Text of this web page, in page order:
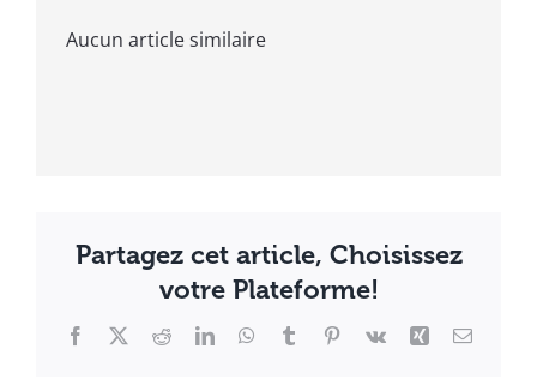
Aucun article similaire
Partagez cet article, Choisissez
votre Plateforme!
Facebook
X RedditLinkedInWhatsApp
TumblrPinterest
Vk Xing Email